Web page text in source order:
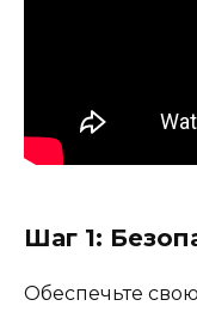
Шаг 1:
Обеспечьте